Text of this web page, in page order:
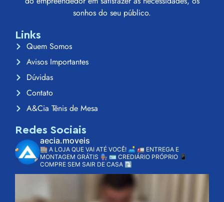
sonhos do seu público.
Links
Quem Somos
Avisos Importantes
Dúvidas
Contato
A&Cia Tênis de Mesa
Redes Sociais
aecia.moveis
🏬 A LOJA QUE VAI ATÉ VOCÊ! 🛋️ 🚛 ENTREGA E
MONTAGEM GRÁTIS 👨🏽‍🔧 🪪 CREDIÁRIO PRÓPRIO 📱
COMPRE SEM SAIR DE CASA ⤵️